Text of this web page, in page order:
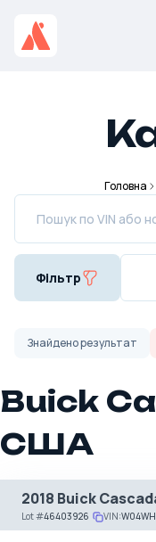
Головна
Фільтр
Знайденорезультат
Buick
США
2018 Buick
Lot#46403926 VIN: